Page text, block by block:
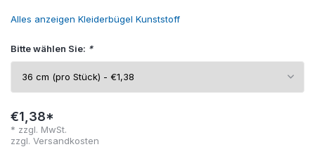
Alles anzeigen Kleiderbügel Kunststoff
Bitte wählen Sie: *
€1,38*
* zzgl. MwSt.
zzgl. Versandkosten